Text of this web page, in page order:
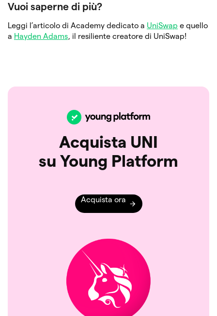
Vuoi saperne di più?
Leggi l’articolo di Academy dedicato a UniSwap e quello
a Hayden Adams, il resiliente creatore di UniSwap!
Acquista UNI
su Young Platform
Acquista ora